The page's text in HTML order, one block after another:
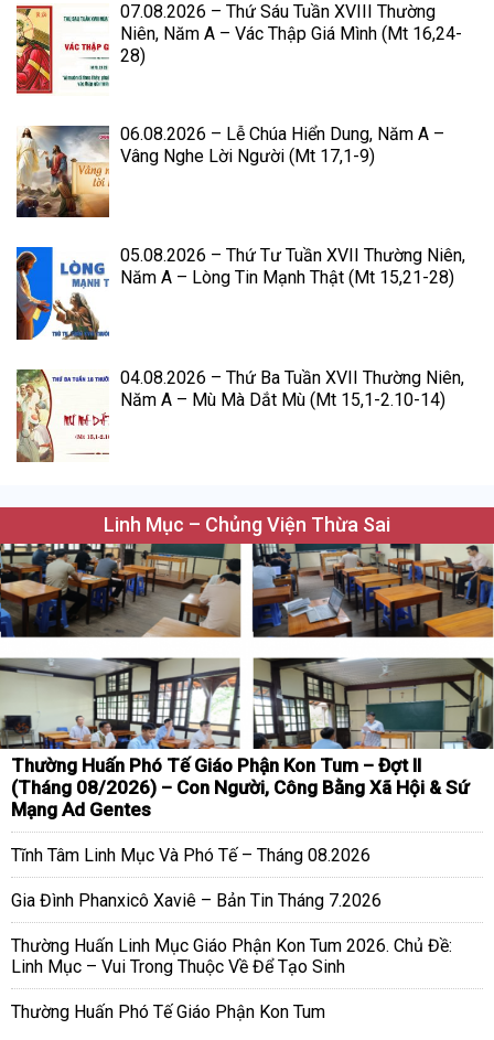
07.08.2026 – Thứ Sáu Tuần XVIII Thường
Niên, Năm A – Vác Thập Giá Mình (Mt 16,24-
28)
06.08.2026 – Lễ Chúa Hiển Dung, Năm A –
Vâng Nghe Lời Người (Mt 17,1-9)
05.08.2026 – Thứ Tư Tuần XVII Thường Niên,
Năm A – Lòng Tin Mạnh Thật (Mt 15,21-28)
04.08.2026 – Thứ Ba Tuần XVII Thường Niên,
Năm A – Mù Mà Dắt Mù (Mt 15,1-2.10-14)
Linh Mục – Chủng Viện Thừa Sai
Thường Huấn Phó Tế Giáo Phận Kon Tum – Đợt II
(Tháng 08/2026) – Con Người, Công Bằng Xã Hội & Sứ
Mạng Ad Gentes
Tĩnh Tâm Linh Mục Và Phó Tế – Tháng 08.2026
Gia Đình Phanxicô Xaviê – Bản Tin Tháng 7.2026
Thường Huấn Linh Mục Giáo Phận Kon Tum 2026. Chủ Đề:
Linh Mục – Vui Trong Thuộc Về Để Tạo Sinh
Thường Huấn Phó Tế Giáo Phận Kon Tum